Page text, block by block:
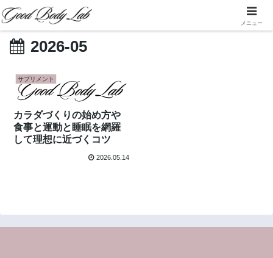
2026-05
サプリメント
カラダづくりの始め方や
食事と運動と睡眠を網羅
して理想に近づくコツ
2026.05.14
メニュー